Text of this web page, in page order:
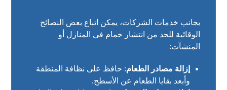
بجانب خدمات الشركات، يمكن اتباع بعض النصائح
الوقائية للحد من انتشار حمام في المنازل أو
المنشآت:
إزالة مصادر الطعام: حافظ على نظافة المنطقة
وأبعد بقايا الطعام عن الأسطح.